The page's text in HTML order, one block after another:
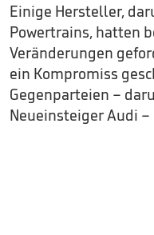
Einige Hersteller,
Powertrains, hatten
Veränderungen
ein Kompromiss
Gegenparteien –
Neueinsteiger Audi